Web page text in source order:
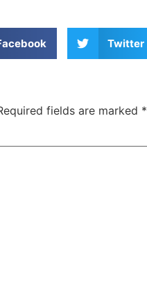
Twitter
fields are marked *
Bharat